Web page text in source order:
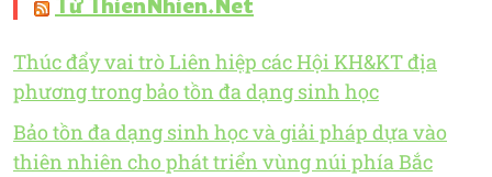
Thúc đẩy vai trò Liên hiệp các Hội KH&KT địa
phương trong bảo tồn đa dạng sinh học
Bảo tồn đa dạng sinh học và giải pháp dựa vào
thiên nhiên cho phát triển vùng núi phía Bắc